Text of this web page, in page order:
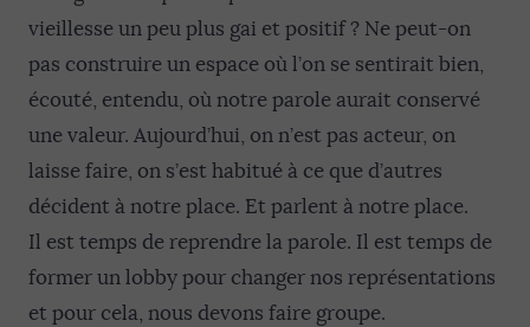
vieillesse un peu plus gai et positif ? Ne peut-on
pas construire un espace où l’on se sentirait bien,
écouté, entendu, où notre parole aurait conservé
une valeur. Aujourd’hui, on n’est pas acteur, on
laisse faire, on s’est habitué à ce que d’autres
décident à notre place. Et parlent à notre place.
Il est temps de reprendre la parole. Il est temps de
former un lobby pour changer nos représentations
et pour cela, nous devons faire groupe.